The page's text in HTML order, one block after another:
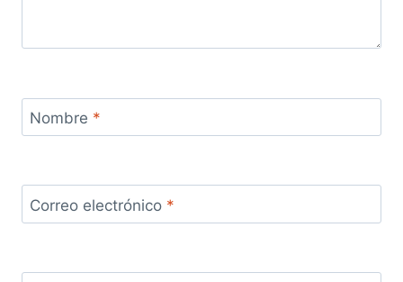
Nombre *
Correo electrónico *